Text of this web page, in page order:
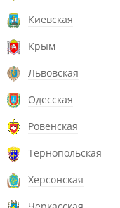
Киевская
Крым
Львовская
Одесская
Ровенская
Тернопольская
Херсонская